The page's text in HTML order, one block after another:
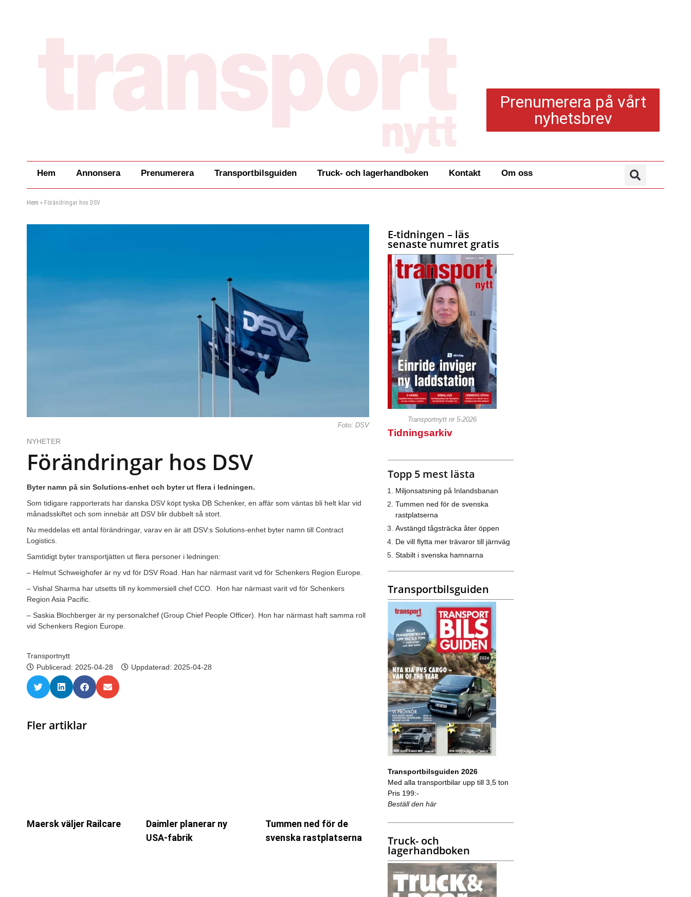
Prenumerera på vårt
nyhetsbrev
Hem Annonsera Prenumerera Transportbilsguiden Truck- och lagerhandboken Kontakt Om oss
Hem » Förändringar hos DSV
Foto: DSV
NYHETER
Förändringar hos DSV
Byter namn på sin Solutions-enhet och byter ut flera i ledningen.
Som tidigare rapporterats har danska DSV köpt tyska DB Schenker, en affär som väntas bli helt klar vid
månadsskiftet och som innebär att DSV blir dubbelt så stort.
Nu meddelas ett antal förändringar, varav en är att DSV:s Solutions-enhet byter namn till Contract
Logistics.
Samtidigt byter transportjätten ut flera personer i ledningen:
– Helmut Schweighofer är ny vd för DSV Road. Han har närmast varit vd för Schenkers Region Europe.
– Vishal Sharma har utsetts till ny kommersiell chef CCO.
Hon har närmast varit vd för Schenkers
Region Asia Pacific.
– Saskia Blochberger är ny personalchef (Group Chief People Officer). Hon har närmast haft samma roll
vid Schenkers Region Europe.
Transportnytt
Publicerad: 2025-04-28 Uppdaterad: 2025-04-28
Fler artiklar
Maersk väljer Railcare
Daimler planerar ny
USA-fabrik
Tummen ned för de
svenska rastplatserna
E-tidningen – läs
senaste numret gratis
Transportnytt nr 5-2026
Tidningsarkiv
Topp 5 mest lästa
Miljonsatsning på Inlandsbanan
Tummen ned för de svenska
rastplatserna
Avstängd tågsträcka åter öppen
De vill flytta mer trävaror till järnväg
Stabilt i svenska hamnarna
Transportbilsguiden
Transportbilsguiden 2026
Med alla transportbilar upp till 3,5 ton
Pris 199:-
Beställ den här
Truck- och
lagerhandboken